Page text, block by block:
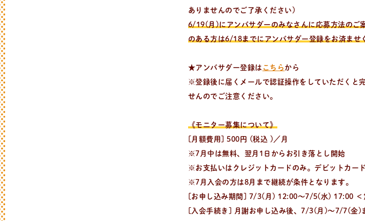
ありませんのでご了承ください)
6/19(月)にアンバサダーのみなさんに応募方法のご
のある方は6/18までにアンバサダー登録をお済ませ
★アンバサダー登録は こちら から
※登録後に届くメールで認証操作をしていただくと
せんのでご注意ください。
《モニター募集について》
[月額費用] 500円 (税込 )／月
※7月中は無料、翌月1日からお引き落とし開始
※お支払いはクレジットカードのみ。デビットカード
※7月入会の方は8月まで継続が条件となります。
[お申し込み期間] 7/3(月) 12:00〜7/5(水) 17:00 ＜
[入会手続き] 月謝お申し込み後、7/3(月)〜7/7(金)